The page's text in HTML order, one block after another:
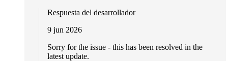
Respuesta del desarrollador
9 jun 2026
Sorry for the issue - this has been resolved in the
latest update.